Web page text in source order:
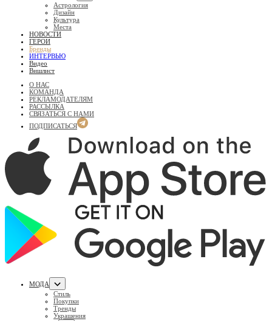
Астрология
Дизайн
Культура
Места
НОВОСТИ
ГЕРОИ
Бренды
ИНТЕРВЬЮ
Видео
Вишлист
О НАС
КОМАНДА
РЕКЛАМОДАТЕЛЯМ
РАССЫЛКА
СВЯЗАТЬСЯ С НАМИ
ПОДПИСАТЬСЯ
МОДА
Стиль
Покупки
Тренды
Украшения